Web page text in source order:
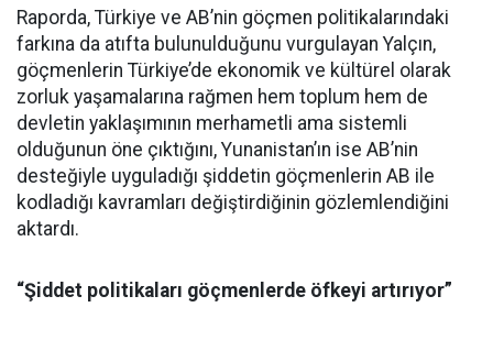
Raporda, Türkiye ve AB’nin göçmen politikalarındaki
farkına da atıfta bulunulduğunu vurgulayan Yalçın,
göçmenlerin Türkiye’de ekonomik ve kültürel olarak
zorluk yaşamalarına rağmen hem toplum hem de
devletin yaklaşımının merhametli ama sistemli
olduğunun öne çıktığını, Yunanistan’ın ise AB’nin
desteğiyle uyguladığı şiddetin göçmenlerin AB ile
kodladığı kavramları değiştirdiğinin gözlemlendiğini
aktardı.
“Şiddet politikaları göçmenlerde öfkeyi artırıyor”